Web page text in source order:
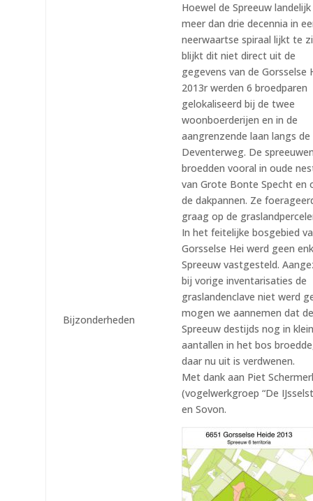
Bijzonderheden
Hoewel de Spreeuw landelijk
meer dan drie decennia in
neerwaartse spiraal lijkt te
blijkt dit niet direct uit de
gegevens van de Gorsselse
2013r werden 6 broedparen
gelokaliseerd bij de twee
woonboerderijen en in de
aangrenzende laan langs de
Deventerweg. De
broedden vooral in oude
van Grote Bonte Specht en
de dakpannen. Ze
graag op de
In het feitelijke bosgebied
Gorsselse Hei werd geen
Spreeuw vastgesteld.
bij vorige inventarisaties de
graslandenclave niet werd
mogen we aannemen dat de
Spreeuw destijds nog in
aantallen in het bos
daar nu uit is verdwenen.
Met dank aan Piet
(vogelwerkgroep “De
en Sovon.